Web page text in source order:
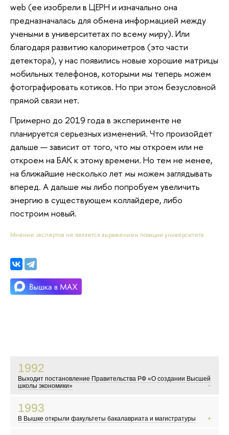
1992
Выходит постановление Правительства РФ «О создании Высшей
школы экономики»
Показывают телесериал «Богатые тоже плачут»
Мэром Москвы становится Юрий Лужков
1993
В Вышке открыли факультеты бакалавриата и магистратуры
web (ее изобрели в ЦЕРН и изначально она
предназначалась для обмена информацией между
учеными в университетах по всему миру). Или
благодаря развитию калориметров (это части
детектора), у нас появились новые хорошие матрицы
мобильных телефонов, которыми мы теперь можем
фотографировать котиков. Но при этом безусловной
прямой связи нет.
Примерно до 2019 года в эксперименте не
планируется серьезных изменений. Что произойдет
дальше — зависит от того, что мы откроем или не
откроем на БАК к этому времени. Но тем не менее,
на ближайшие несколько лет мы можем заглядывать
вперед. А дальше мы либо попробуем увеличить
энергию в существующем коллайдере, либо
построим новый.
Мнение экспертов не является выражением позиции университета